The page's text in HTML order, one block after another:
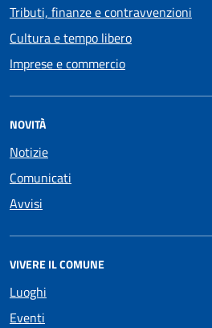
Tributi, finanze e contravvenzioni
Cultura e tempo libero
Imprese e commercio
NOVITÀ
Notizie
Comunicati
Avvisi
VIVERE IL COMUNE
Luoghi
Eventi